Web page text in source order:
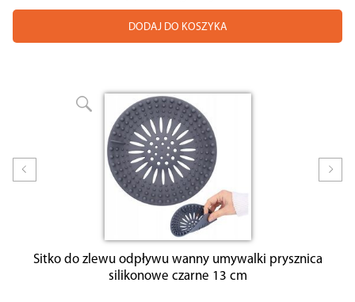
DODAJ DO KOSZYKA
Prev
Sitko do zlewu odpływu wanny umywalki prysznica
silikonowe czarne 13 cm